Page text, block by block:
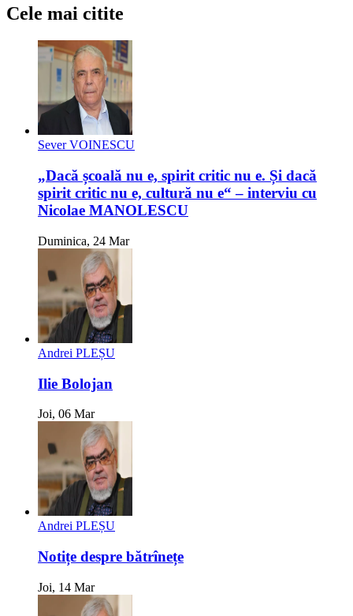
Cele mai citite
Sever VOINESCU
„Dacă școală nu e, spirit critic nu e. Și dacă
spirit critic nu e, cultură nu e“ – interviu cu
Nicolae MANOLESCU
Duminica, 24 Mar
Andrei PLEȘU
Ilie Bolojan
Joi, 06 Mar
Andrei PLEȘU
Notițe despre bătrînețe
Joi, 14 Mar